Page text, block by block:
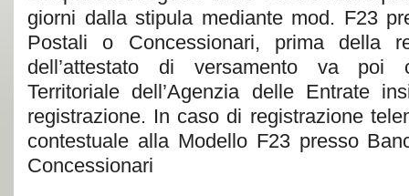
giorni dalla stipula mediante mod. F23
Postali o Concessionari, prima della
dell’attestato di versamento va poi
Territoriale dell’Agenzia delle Entrate
registrazione. In caso di registrazione
contestuale alla Modello F23 presso
Concessionari